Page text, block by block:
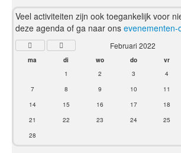
Veel activiteiten zijn ook toegankelijk voor
deze agenda of ga naar ons evenementen-
Februari 2022
ma di wo do vr
1
2 3 4
7
8 9 10 11
14
15 16 17 18
21
22 23 24 25
28